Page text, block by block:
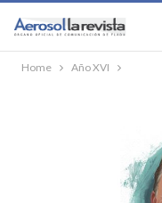
Home Año XVI